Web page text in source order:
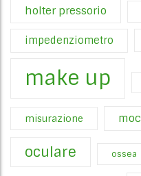
holter pressorio
impedenziometro
make up
misurazione moc
oculare ossea